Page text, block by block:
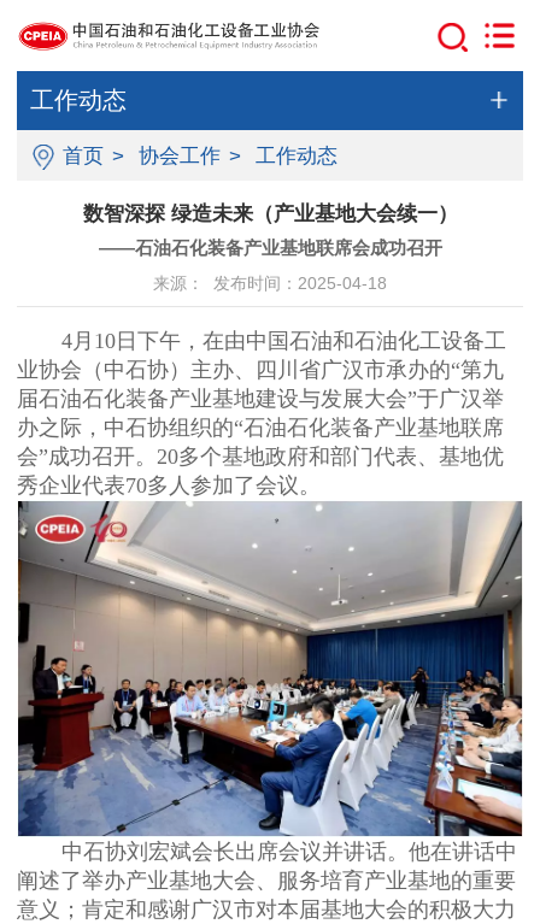
工作动态
首页 > 协会工作 > 工作动态
数智深探 绿造未来（产业基地大会续一）
——石油石化装备产业基地联席会成功召开
来源： 发布时间：2025-04-18
4月10日下午，在由中国石油和石油化工设备工
业协会（中石协）主办、四川省广汉市承办的“第九
届石油石化装备产业基地建设与发展大会”于广汉举
办之际，中石协组织的“石油石化装备产业基地联席
会”成功召开。20多个基地政府和部门代表、基地优
秀企业代表70多人 参加了会议。
中石协刘宏斌会长出席会议并讲话。他在讲话中
阐述了举办产业基地大会、服务培育产业基地的重要
意义；肯定和感谢广汉市对本届基地大会的积极大力